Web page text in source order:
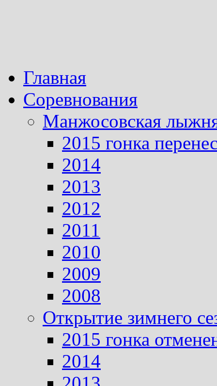
Главная
Соревнования
Манжосовская
2015 гонка
2014
2013
2012
2011
2010
2009
2008
Открытие зимнего
2015 гонка
2014